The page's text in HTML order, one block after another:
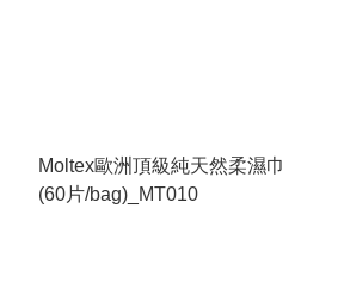
Moltex歐洲頂級純天然柔濕巾
(60片/bag)_MT010